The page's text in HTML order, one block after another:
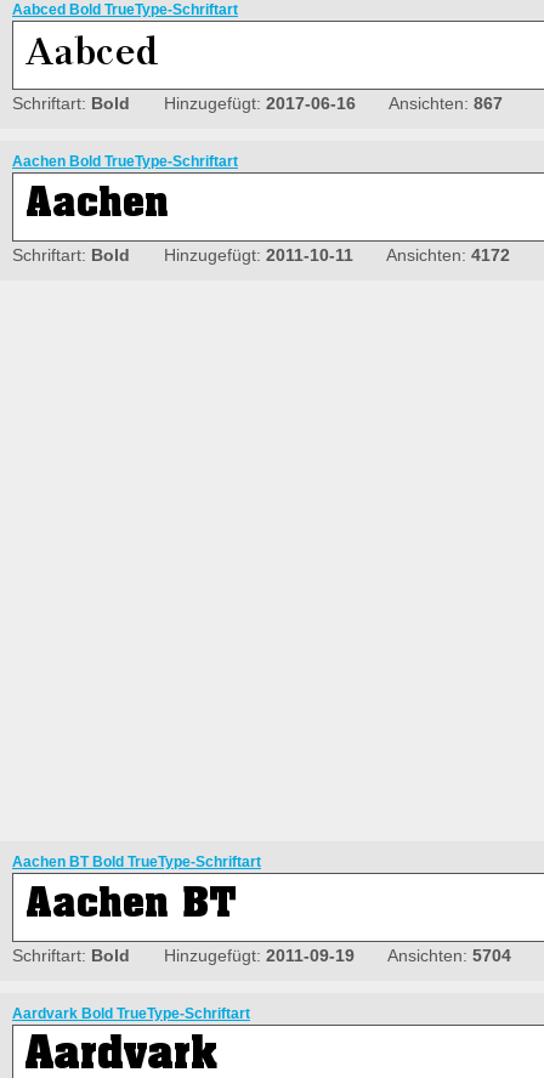
Aabced Bold TrueType-Schriftart
Schriftart: Bold Hinzugefügt: 2017-06-16 Ansichten: 867
Aachen Bold TrueType-Schriftart
Schriftart: Bold Hinzugefügt: 2011-10-11 Ansichten: 4172
Aachen BT Bold TrueType-Schriftart
Schriftart: Bold Hinzugefügt: 2011-09-19 Ansichten: 5704
Aardvark Bold TrueType-Schriftart